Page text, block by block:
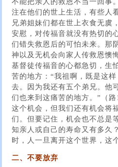
注在他们的世上生活，有些人
兄弟姐妹们都在世上衣食无虞
安慰，对传福音就没有热切的
们错失救恩后的可怕未来。那
神以及无机会向家人传救恩懊
基督徒传福音的心都急切，生
苦的地方：“我祖啊，既是这
去。因为我还有五个弟兄。他
们也来到这痛苦的地方。”（
这个机会，但我们还有机会将
们。但要记住，机会也不总是
知亲人或自己的寿命又有多久
时，人一旦离开这个世界，这
二、不要放弃